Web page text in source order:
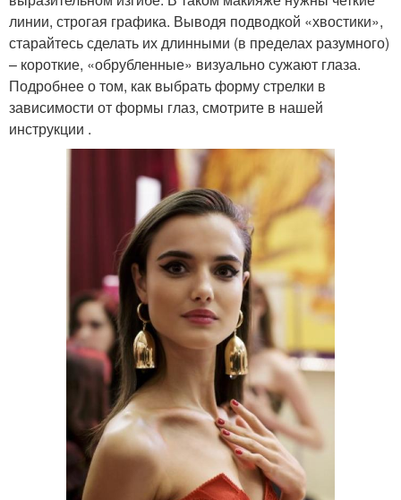
линии, строгая графика. Выводя подводкой «хвостики»,
старайтесь сделать их длинными (в пределах разумного)
– короткие, «обрубленные» визуально сужают глаза.
Подробнее о том, как выбрать форму стрелки в
зависимости от формы глаз, смотрите в нашей
инструкции .